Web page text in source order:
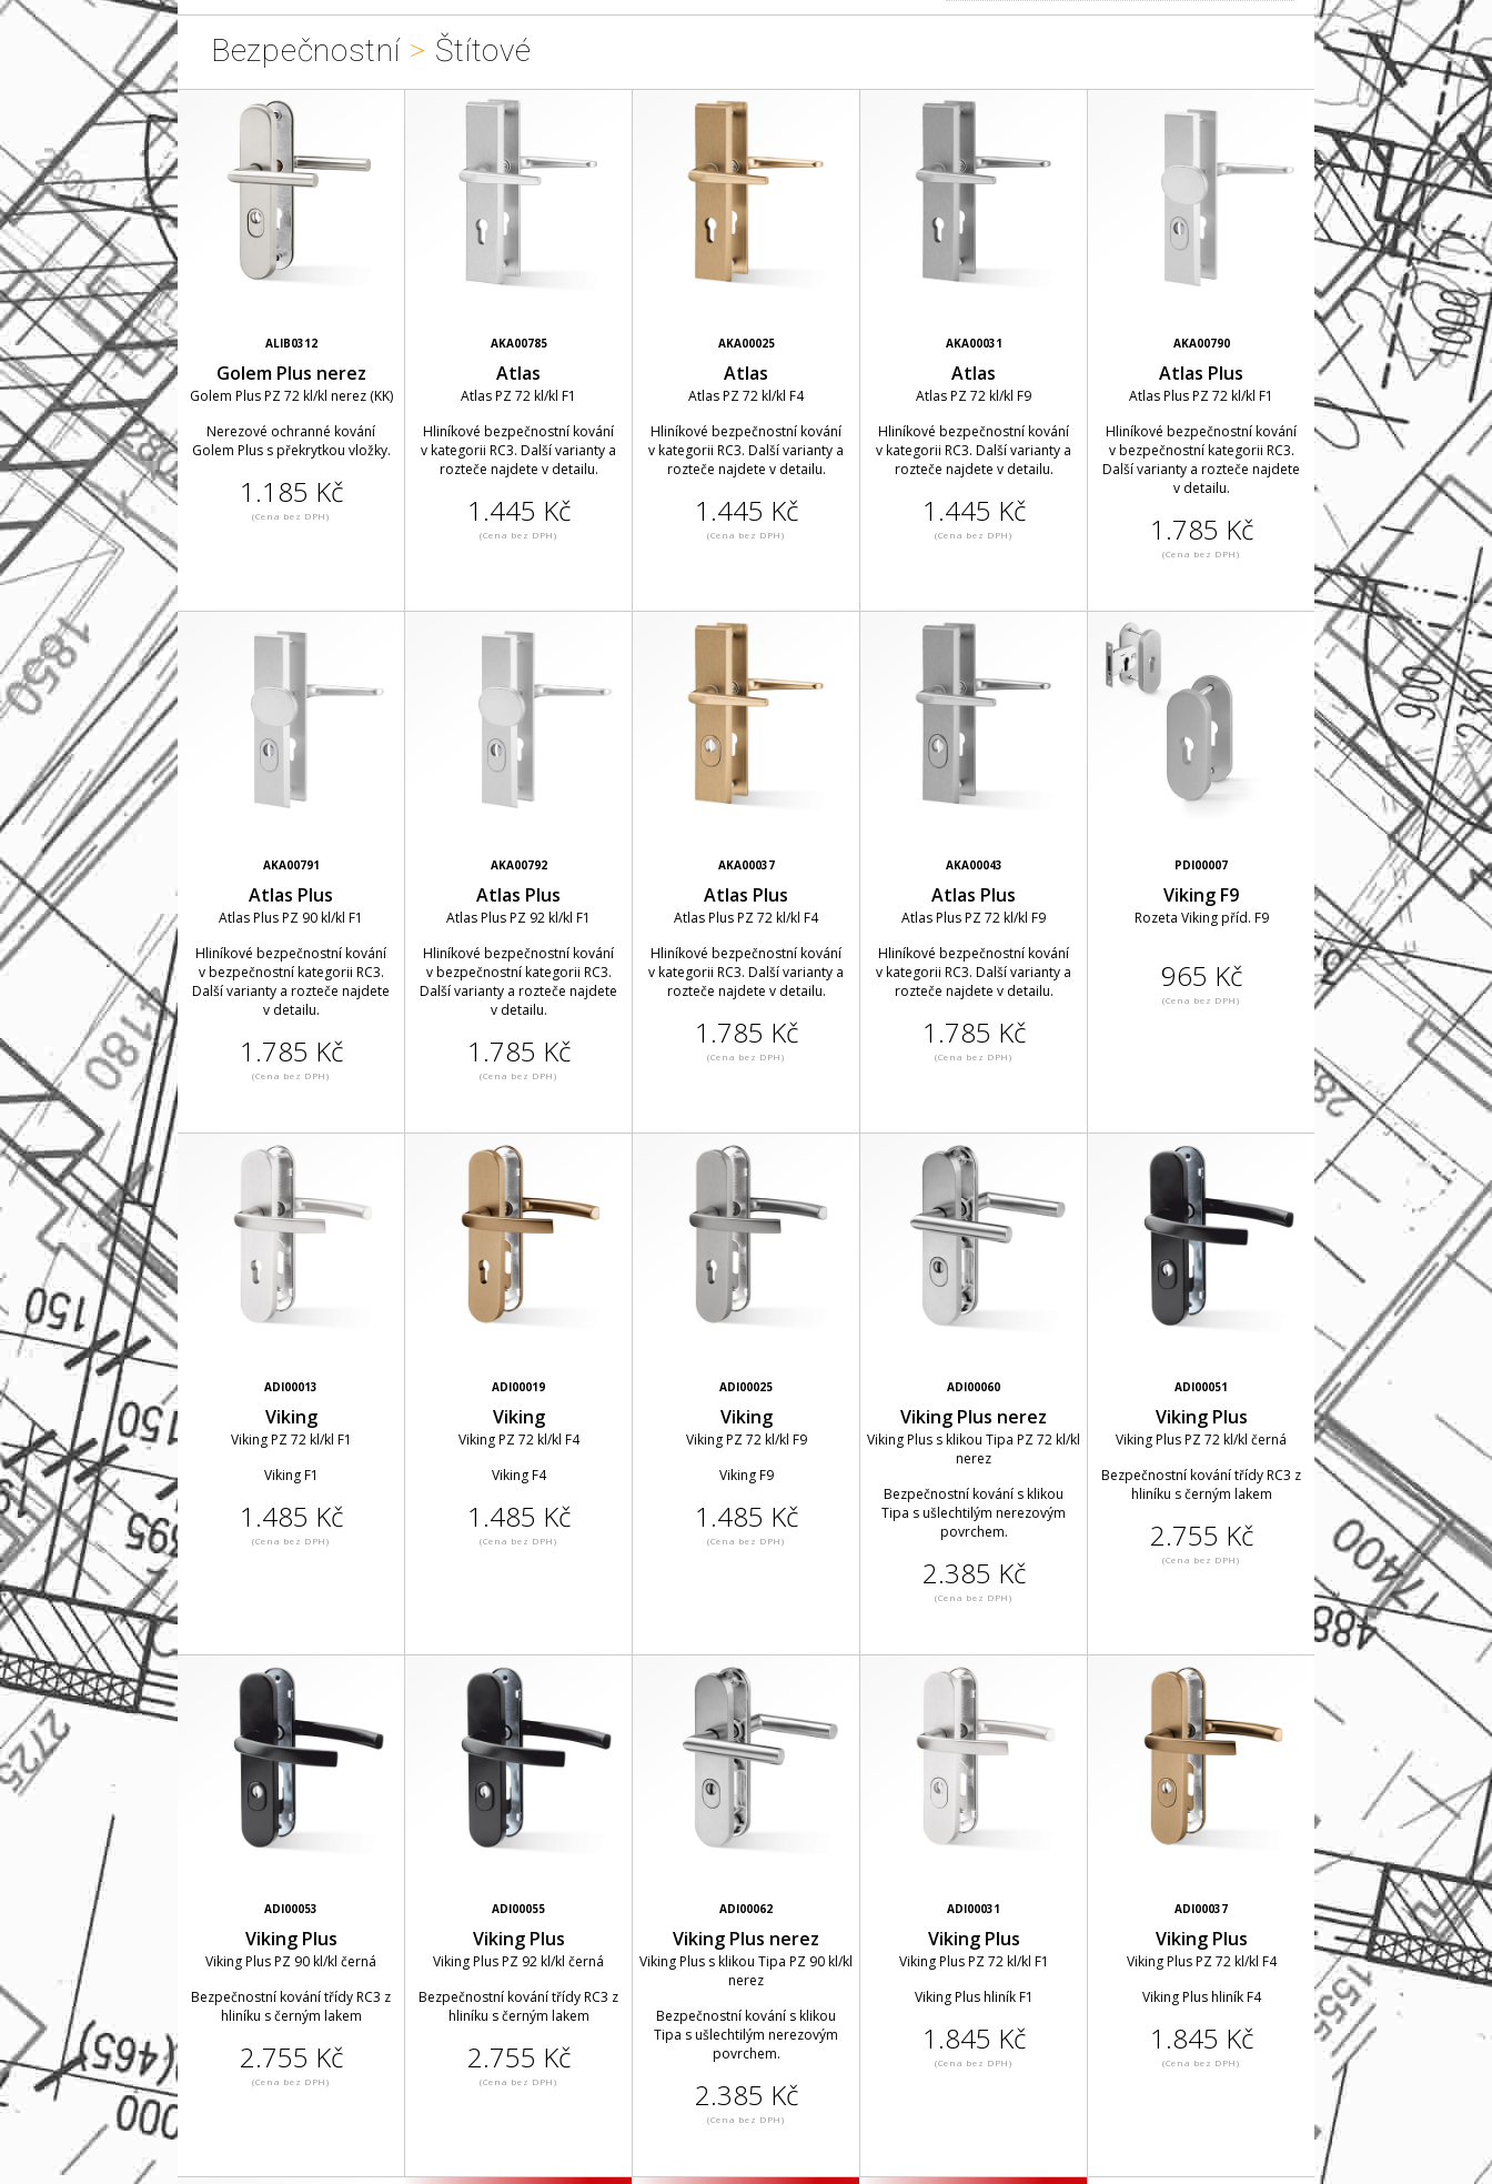
Bezpečnostní > Štítové
ALIB0312
Golem Plus nerez
Golem Plus PZ 72 kl/kl nerez (KK)
Nerezové ochranné kování
Golem Plus s překrytkou vložky.
1.185 Kč
(Cena bez DPH)
AKA00785
Atlas
Atlas PZ 72 kl/kl F1
Hliníkové bezpečnostní kování
v kategorii RC3. Další varianty a
rozteče najdete v detailu.
1.445 Kč
(Cena bez DPH)
AKA00025
Atlas
Atlas PZ 72 kl/kl F4
Hliníkové bezpečnostní kování
v kategorii RC3. Další varianty a
rozteče najdete v detailu.
1.445 Kč
(Cena bez DPH)
AKA00031
Atlas
Atlas PZ 72 kl/kl F9
Hliníkové bezpečnostní kování
v kategorii RC3. Další varianty a
rozteče najdete v detailu.
1.445 Kč
(Cena bez DPH)
AKA00790
Atlas Plus
Atlas Plus PZ 72 kl/kl F1
Hliníkové bezpečnostní kování
v bezpečnostní kategorii RC3.
Další varianty a rozteče najdete
v detailu.
1.785 Kč
(Cena bez DPH)
AKA00791
Atlas Plus
Atlas Plus PZ 90 kl/kl F1
Hliníkové bezpečnostní kování
v bezpečnostní kategorii RC3.
Další varianty a rozteče najdete
v detailu.
1.785 Kč
(Cena bez DPH)
AKA00792
Atlas Plus
Atlas Plus PZ 92 kl/kl F1
Hliníkové bezpečnostní kování
v bezpečnostní kategorii RC3.
Další varianty a rozteče najdete
v detailu.
1.785 Kč
(Cena bez DPH)
AKA00037
Atlas Plus
Atlas Plus PZ 72 kl/kl F4
Hliníkové bezpečnostní kování
v kategorii RC3. Další varianty a
rozteče najdete v detailu.
1.785 Kč
(Cena bez DPH)
AKA00043
Atlas Plus
Atlas Plus PZ 72 kl/kl F9
Hliníkové bezpečnostní kování
v kategorii RC3. Další varianty a
rozteče najdete v detailu.
1.785 Kč
(Cena bez DPH)
PDI00007
Viking F9
Rozeta Viking příd. F9
965 Kč
(Cena bez DPH)
ADI00013
Viking
Viking PZ 72 kl/kl F1
Viking F1
1.485 Kč
(Cena bez DPH)
ADI00019
Viking
Viking PZ 72 kl/kl F4
Viking F4
1.485 Kč
(Cena bez DPH)
ADI00025
Viking
Viking PZ 72 kl/kl F9
Viking F9
1.485 Kč
(Cena bez DPH)
ADI00060
Viking Plus nerez
Viking Plus s klikou Tipa PZ 72 kl/kl
nerez
Bezpečnostní kování s klikou
Tipa s ušlechtilým nerezovým
povrchem.
2.385 Kč
(Cena bez DPH)
ADI00051
Viking Plus
Viking Plus PZ 72 kl/kl černá
Bezpečnostní kování třídy RC3 z
hliníku s černým lakem
2.755 Kč
(Cena bez DPH)
ADI00053
Viking Plus
Viking Plus PZ 90 kl/kl černá
Bezpečnostní kování třídy RC3 z
hliníku s černým lakem
2.755 Kč
(Cena bez DPH)
ADI00055
Viking Plus
Viking Plus PZ 92 kl/kl černá
Bezpečnostní kování třídy RC3 z
hliníku s černým lakem
2.755 Kč
(Cena bez DPH)
ADI00062
Viking Plus nerez
Viking Plus s klikou Tipa PZ 90 kl/kl
nerez
Bezpečnostní kování s klikou
Tipa s ušlechtilým nerezovým
povrchem.
2.385 Kč
(Cena bez DPH)
ADI00031
Viking Plus
Viking Plus PZ 72 kl/kl F1
Viking Plus hliník F1
1.845 Kč
(Cena bez DPH)
ADI00037
Viking Plus
Viking Plus PZ 72 kl/kl F4
Viking Plus hliník F4
1.845 Kč
(Cena bez DPH)